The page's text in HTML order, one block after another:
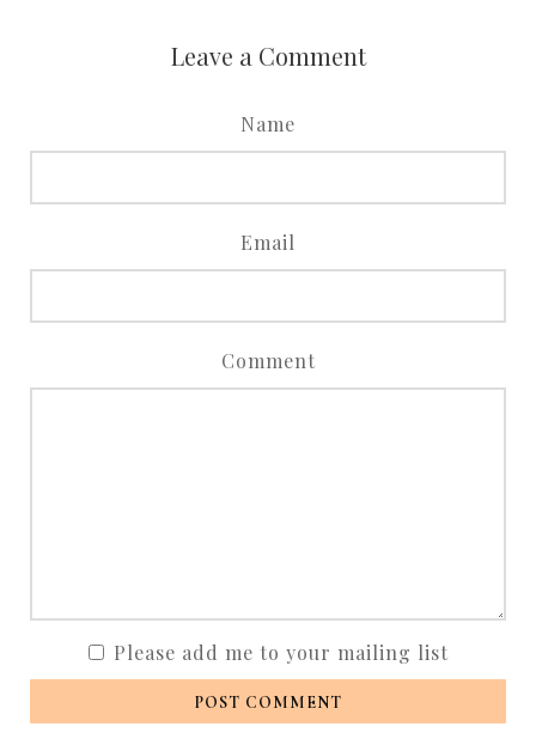
Leave a Comment
Name
Email
Comment
Please add me to your mailing list
POST COMMENT